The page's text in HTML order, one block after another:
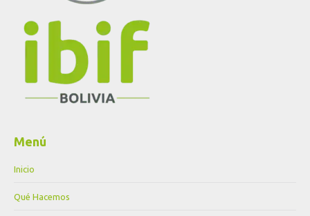
Menú
Inicio
Qué Hacemos